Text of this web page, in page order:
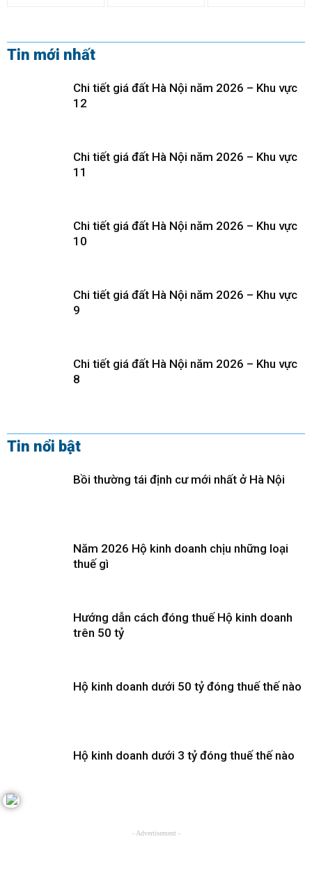
Tin mới nhất
Chi tiết giá đất Hà Nội năm 2026 – Khu vực
12
Chi tiết giá đất Hà Nội năm 2026 – Khu vực
11
Chi tiết giá đất Hà Nội năm 2026 – Khu vực
10
Chi tiết giá đất Hà Nội năm 2026 – Khu vực
9
Chi tiết giá đất Hà Nội năm 2026 – Khu vực
8
Tin nổi bật
Bồi thường tái định cư mới nhất ở Hà Nội
Năm 2026 Hộ kinh doanh chịu những loại
thuế gì
Hướng dẫn cách đóng thuế Hộ kinh doanh
trên 50 tỷ
Hộ kinh doanh dưới 50 tỷ đóng thuế thế nào
Hộ kinh doanh dưới 3 tỷ đóng thuế thế nào
- Advertisement -